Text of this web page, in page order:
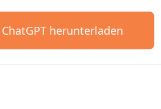
herunterladen